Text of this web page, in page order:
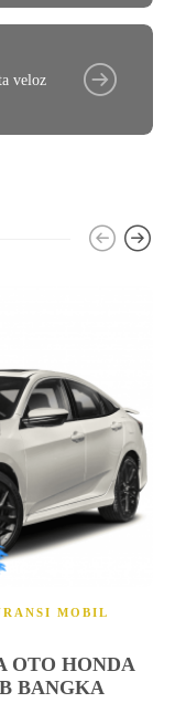
veloz
MOBIL
OTO HONDA
BANGKA